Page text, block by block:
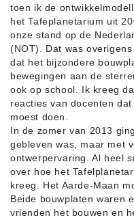
toen ik de
het Tafeplanetarium uit
onze stand op de
(NOT). Dat was
dat het bijzondere
bewegingen aan de
ook op school. Ik kreeg
reacties van docenten
moest doen.
In de zomer van 2013
gebleven was, maar met
ontwerpervaring. Al heel
over hoe het
kreeg. Het Aarde-Maan
Beide bouwplaten waren
vrienden het bouwen en